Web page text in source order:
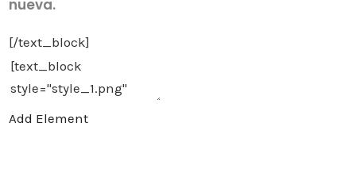
nueva.
[/text_block]
Add Element